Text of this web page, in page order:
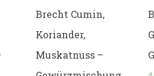
Brecht Cumin,
Koriander,
Muskatnuss –